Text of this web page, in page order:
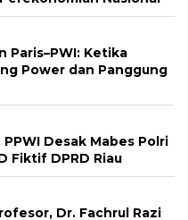
Paris–PWI: Ketika
Power dan Panggung
Desak Mabes Polri
Fiktif DPRD Riau
Dr. Fachrul Razi